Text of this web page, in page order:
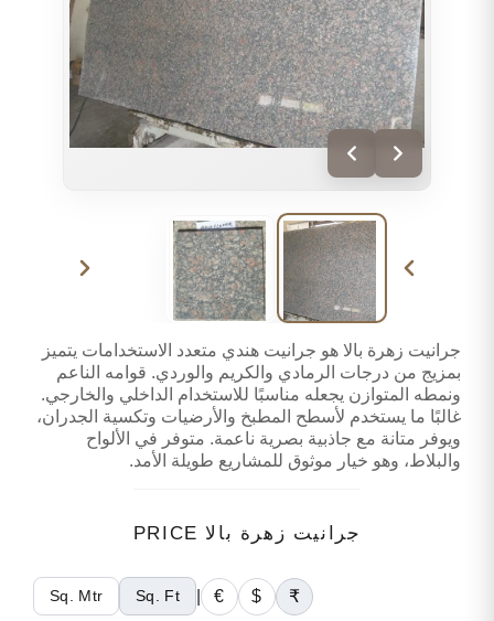
جرانيت زهرة بالا هو جرانيت هندي متعدد الاستخدامات يتميز
بمزيج من درجات الرمادي والكريم والوردي. قوامه الناعم
ونمطه المتوازن يجعله مناسبًا للاستخدام الداخلي والخارجي.
غالبًا ما يستخدم لأسطح المطبخ والأرضيات وتكسية الجدران،
ويوفر متانة مع جاذبية بصرية ناعمة. متوفر في الألواح
والبلاط، وهو خيار موثوق للمشاريع طويلة الأمد.
جرانيت زهرة بالا PRICE
₹
$
€
Sq. Ft
Sq. Mtr